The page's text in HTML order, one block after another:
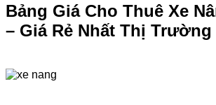
Bảng Giá Cho Thuê Xe
– Giá Rẻ Nhất Thị Trường